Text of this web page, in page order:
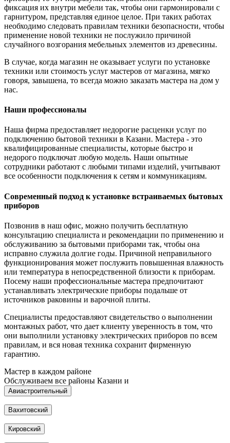
фиксация их внутри мебели так, чтобы они гармонировали с
гарнитуром, представляя единое целое. При таких работах
необходимо следовать правилам техники безопасности, чтобы
применение новой техники не послужило причиной
случайного возгорания мебельных элементов из древесины.
В случае, когда магазин не оказывает услуги по установке
техники или стоимость услуг мастеров от магазина, мягко
говоря, завышена, то всегда можно заказать мастера на дом у
нас.
Наши профессионалы
Наша фирма предоставляет недорогие расценки услуг по
подключению бытовой техники в Казани. Мастера - это
квалифицированные специалисты, которые быстро и
недорого подключат любую модель. Наши опытные
сотрудники работают с любыми типами изделий, учитывают
все особенности подключения к сетям и коммуникациям.
Современный подход к установке встраиваемых бытовых
приборов
Позвонив в наш офис, можно получить бесплатную
консультацию специалиста и рекомендации по применению и
обслуживанию за бытовыми приборами так, чтобы она
исправно служила долгие годы. Причиной неправильного
функционирования может послужить повышенная влажность
или температура в непосредственной близости к приборам.
Посему наши профессиональные мастера предпочитают
устанавливать электрические приборы подальше от
источников раковины и варочной плиты.
Специалисты предоставляют свидетельство о выполнении
монтажных работ, что дает клиенту уверенность в том, что
они выполнили установку электрических приборов по всем
правилам, и вся новая техника сохранит фирменную
гарантию.
Мастер в каждом районе
Обслуживаем все районы Казани и
Авиастроительный
Вахитовский
Кировский